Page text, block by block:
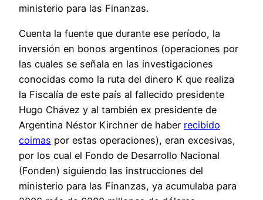
ministerio para las Finanzas.
Cuenta la fuente que durante ese período, la
inversión en bonos argentinos (operaciones por
las cuales se señala en las investigaciones
conocidas como la ruta del dinero K que realiza
la Fiscalía de este país al fallecido presidente
Hugo Chávez y al también ex presidente de
Argentina Néstor Kirchner de haber recibido
coimas por estas operaciones), eran excesivas,
por los cual el Fondo de Desarrollo Nacional
(Fonden) siguiendo las instrucciones del
ministerio para las Finanzas, ya acumulaba para